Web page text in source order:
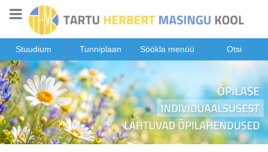
Stuudium Tunniplaan Söökla menüü Otsi